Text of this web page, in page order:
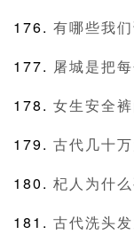
有哪些我
屠城是把
女生安全
古代几十
杞人为什
古代洗头